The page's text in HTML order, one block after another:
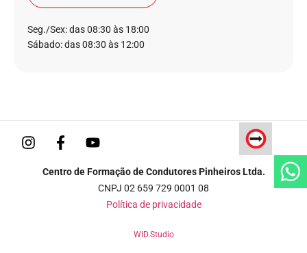
Seg./Sex: das 08:30 às 18:00
Sábado: das 08:30 às 12:00
Centro de Formação de Condutores Pinheiros Ltda.
CNPJ 02 659 729 0001 08
Política de privacidade
WID.Studio